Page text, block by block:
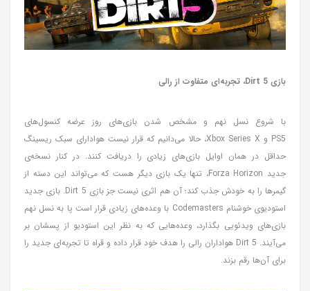
بازی Dirt 5، تجربه‌ای متفاوت از رالی
با شروع نسل نهم و مشخص شدن بازی‌های روز عرضه کنسول‌های
PS5 و Xbox Series X، حالا می‌دانیم که قرار نیست هوادارای سبک ریسینگ
حداقل در همان اوایل بازی‌های زیادی را دریافت کنند. در کنار نسخه‌ی
جدید Forza Horizon، تنها یک بازی دیگر هست که می‌تواند این دسته از
گیمرها را به خودش جذب کند؛ آن هم اثری نیست جز بازی Dirt 5. بازی جدید
استودیوی خوشنام Codemasters با وعده‌های زیادی قرار است پا به نسل نهم
بازی‌های ویدئویی بگذارد، وعده‌هایی که به نظر این استودیو از پسشان بر
می‌آیند. Dirt 5 هواداران رالی را هدف خود قرار داده و قراه تا تجربه‌ای جدید را
برای آن‌ها رقم بزند.